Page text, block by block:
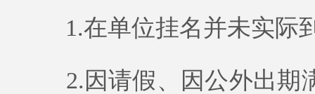
1.在单位挂名并未实际
2.因请假、因公外出期